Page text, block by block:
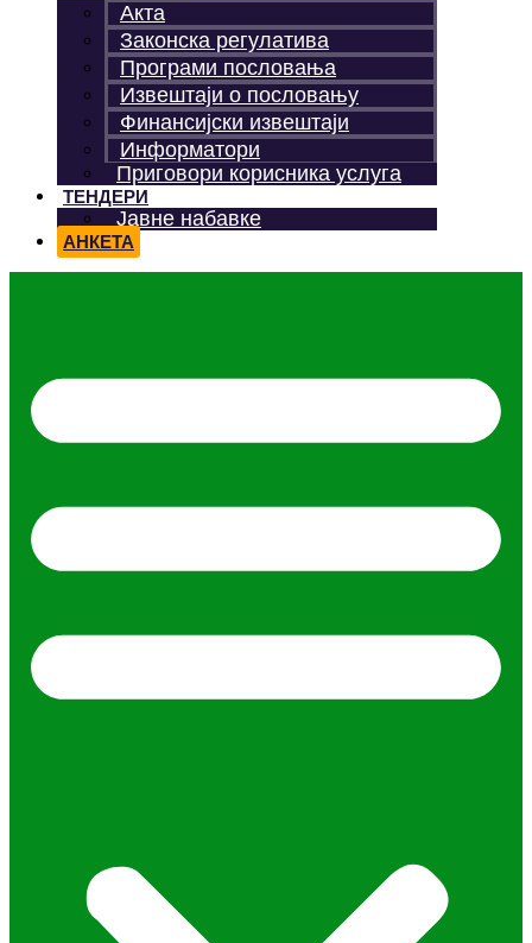
Акта
Законска регулатива
Програми пословања
Извештаји о пословању
Финансијски извештаји
Информатори
Приговори корисника услуга
ТЕНДЕРИ
Јавне набавке
АНКЕТА